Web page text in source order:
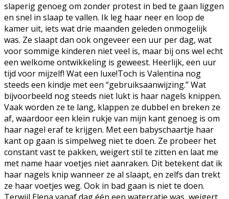
slaperig genoeg om zonder protest in bed te gaan liggen
en snel in slaap te vallen. Ik leg haar neer en loop de
kamer uit, iets wat drie maanden geleden onmogelijk
was. Ze slaapt dan ook ongeveer een uur per dag, wat
voor sommige kinderen niet veel is, maar bij ons wel echt
een welkome ontwikkeling is geweest. Heerlijk, een uur
tijd voor mijzelf! Wat een luxe!Toch is Valentina nog
steeds een kindje met een “gebruiksaanwijzing.” Wat
bijvoorbeeld nog steeds niet lukt is haar nagels knippen.
Vaak worden ze te lang, klappen ze dubbel en breken ze
af, waardoor een klein rukje van mijn kant genoeg is om
haar nagel eraf te krijgen. Met een babyschaartje haar
kant op gaan is simpelweg niet te doen. Ze probeer het
constant vast te pakken, weigert stil te zitten en laat me
met name haar voetjes niet aanraken. Dit betekent dat ik
haar nagels knip wanneer ze al slaapt, en zelfs dan trekt
ze haar voetjes weg. Ook in bad gaan is niet te doen.